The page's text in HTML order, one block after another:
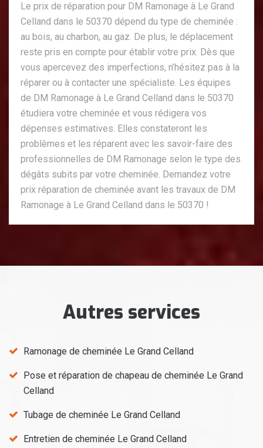
Le prix de réparation pour DM Ramonage à Le Grand
Celland dans le 50370 dépend du type de cheminée :
au bois, au charbon, au gaz. De plus, le déplacement
reste pris en compte pour établir votre prix. Dès que
vous apercevez des imperfections, n’hésitez pas à la
réparer ou à contacter une spécialiste. Les équipes
de DM Ramonage à Le Grand Celland dans le 50370
étudiera votre cheminée et vous rédigera vos
dépenses estimatives. Elles constateront les
problèmes et les réparent avec les savoir-faire des
professionnelles de DM Ramonage selon le type des
dégâts subits par votre cheminée. Demandez votre
prix réparation de cheminée avant les travaux de DM
Ramonage à Le Grand Celland dans le 50370 !
Autres services
Ramonage de cheminée Le Grand Celland
Pose et réparation de chapeau de cheminée Le Grand
Celland
Tubage de cheminée Le Grand Celland
Entretien de cheminée Le Grand Celland